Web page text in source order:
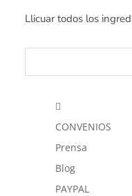
Llicuar todos los

CONVENIOS
Prensa
Blog
PAYPAL